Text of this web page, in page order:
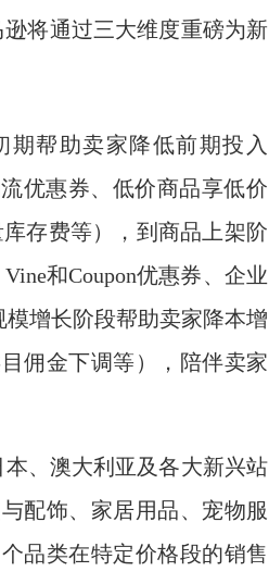
将通过三大维度重磅为新
期帮助卖家降低前期投入
流优惠券、低价商品享低价
存费等），到商品上架阶
和Coupon优惠券、企业
增长阶段帮助卖家降本增
佣金下调等），陪伴卖家
、澳大利亚及各大新兴站
配饰、家居用品、宠物服
品类在特定价格段的销售